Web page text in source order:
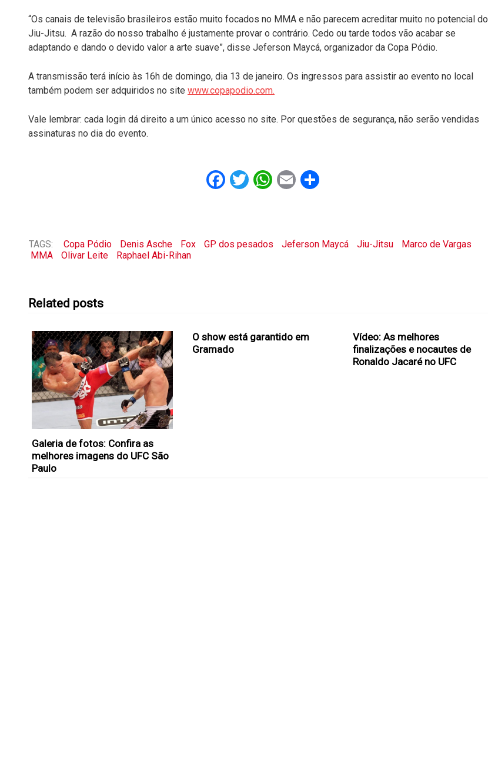
“Os canais de televisão brasileiros estão muito focados no MMA e não parecem acreditar muito no potencial do
Jiu-Jitsu. A razão do nosso trabalho é justamente provar o contrário. Cedo ou tarde todos vão acabar se
adaptando e dando o devido valor a arte suave”, disse Jeferson Maycá, organizador da Copa Pódio.
A transmissão terá início às 16h de domingo, dia 13 de janeiro. Os ingressos para assistir ao evento no local
também podem ser adquiridos no site www.copapodio.com.
Vale lembrar: cada login dá direito a um único acesso no site. Por questões de segurança, não serão vendidas
assinaturas no dia do evento.
Facebook
Twitter
WhatsApp
Email
TAGS: Copa Pódio Denis Asche Fox GP dos pesados Jeferson Maycá Jiu-Jitsu
Marco de Vargas
MMA
Olivar Leite Raphael Abi-Rihan
Related posts
Galeria de fotos: Confira as
melhores imagens do UFC São
Paulo
O show está garantido em
Gramado
Vídeo: As melhores
finalizações e nocautes de
Ronaldo Jacaré no UFC